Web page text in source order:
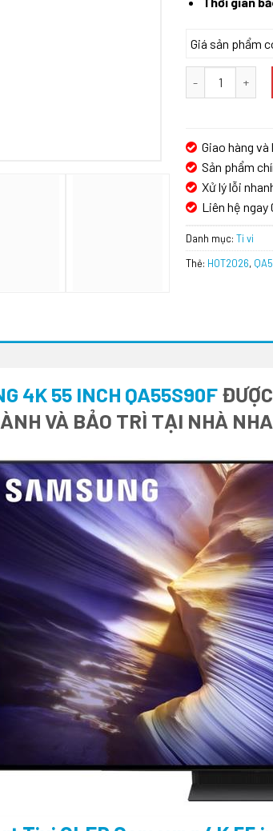
Giá sản phẩm
Smart Tivi
Giao hàng
Sản phẩm
Xử lý lỗi
Liên hệ
Danh mục:Ti vi
Thẻ: HOT2026,
4K 55 INCH QA55S90F
VÀ BẢO TRÌ TẠI NHÀ